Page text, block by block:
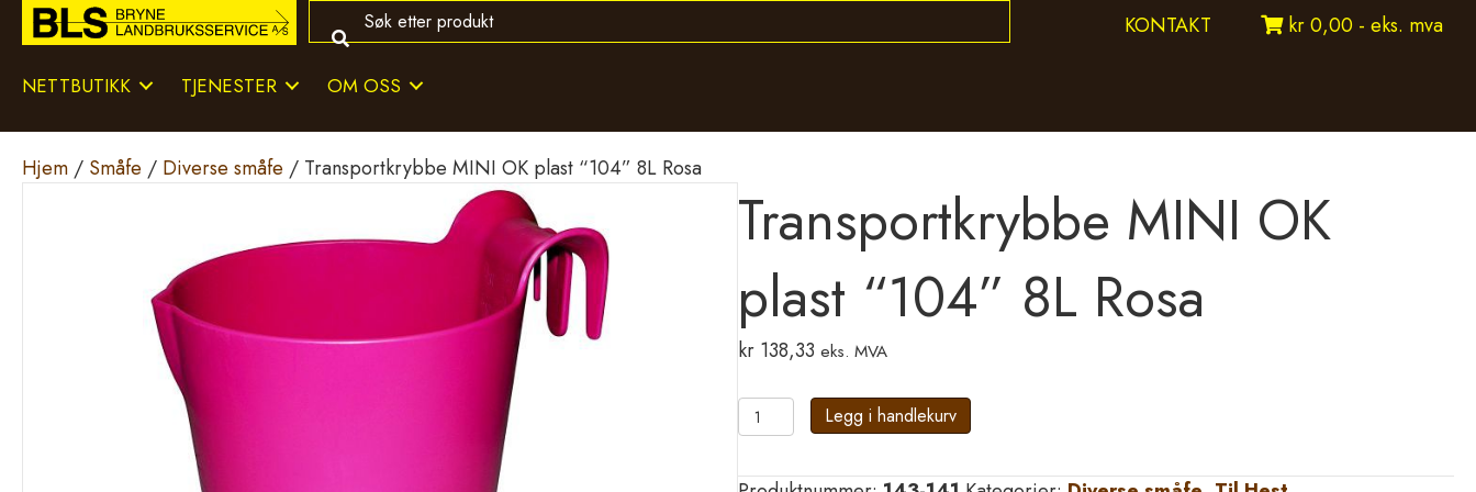
KONTAKT kr 0,00 - eks. mva
NETTBUTIKK TJENESTER OM OSS
Hjem / Småfe / Diverse småfe / Transportkrybbe MINI OK plast “104” 8L Rosa
Transportkrybbe MINI OK
plast “104” 8L Rosa
kr 138,33 eks. MVA
Transportkrybbe
MINI
Legg i handlekurv